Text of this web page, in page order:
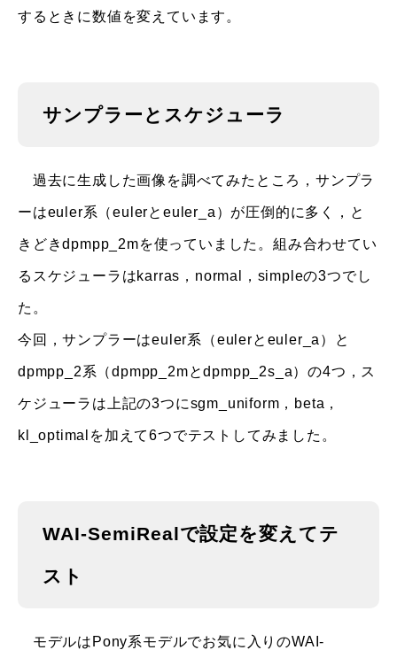
するときに数値を変えています。
サンプラーとスケジューラ
過去に生成した画像を調べてみたところ，サンプラ
ーはeuler系（eulerとeuler_a）が圧倒的に多く，と
きどきdpmpp_2mを使っていました。組み合わせてい
るスケジューラはkarras，normal，simpleの3つでし
た。
今回，サンプラーはeuler系（eulerとeuler_a）と
dpmpp_2系（dpmpp_2mとdpmpp_2s_a）の4つ，ス
ケジューラは上記の3つにsgm_uniform，beta，
kl_optimalを加えて6つでテストしてみました。
WAI-SemiRealで設定を変えてテ
スト
モデルはPony系モデルでお気に入りのWAI-